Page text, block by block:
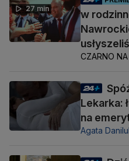
27 min
w
CZARNO
Lekarka:
na
Agata